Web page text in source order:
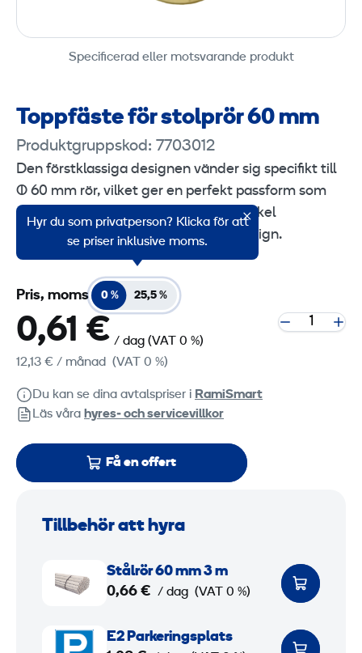
Specificerad eller motsvarande produkt
Toppfäste för stolprör 60 mm
Produktgruppskod: 7703012
Den förstklassiga designen vänder sig specifikt till
Ø 60 mm rör, vilket ger en perfekt passform som
garanterar stabilitet och säkerhet. Enkel
installation med användarvänliga design.
Hyr du som privatperson? Klicka för att
se priser inklusive moms.
Pris, moms 0 % 25,5 %
0,61 € / dag (VAT 0 %)
12,13 € / månad (VAT 0 %)
Du kan se dina avtalspriser i RamiSmart
Läs våra hyres‑ och servicevillkor
Få en offert
Tillbehör att hyra
Stålrör 60 mm 3 m
0,66 € / dag (VAT 0 %)
E2 Parkeringsplats